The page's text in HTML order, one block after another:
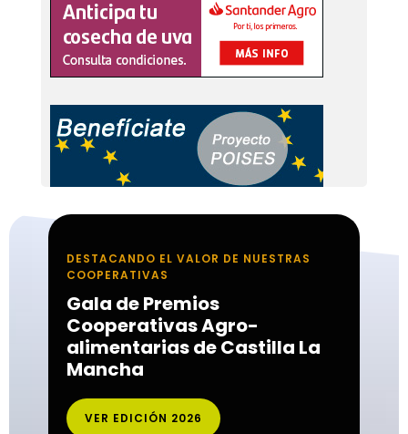
DESTACANDO EL VALOR DE NUESTRAS
COOPERATIVAS
Gala de Premios
Cooperativas Agro-
alimentarias de Castilla La
Mancha
VER EDICIÓN 2026